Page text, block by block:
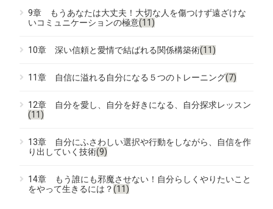
9章 もうあなたは大丈夫！大切な人を傷つけず遠ざけな
いコミュニケーションの極意(11)
10章 深い信頼と愛情で結ばれる関係構築術(11)
11章 自信に溢れる自分になる５つのトレーニング(7)
12章 自分を愛し、自分を好きになる、自分探求レッスン
(11)
13章 自分にふさわしい選択や行動をしながら、自信を作
り出していく技術(9)
14章 もう誰にも邪魔させない！自分らしくやりたいこと
をやって生きるには？(11)